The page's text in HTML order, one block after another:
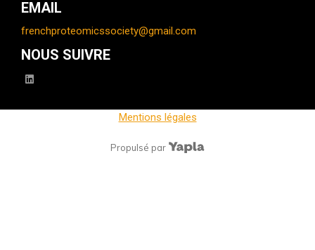
EMAIL
frenchproteomicssociety@gmail.com
NOUS SUIVRE
linkedin
Mentions légales
Propulsé par